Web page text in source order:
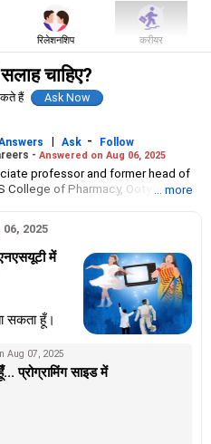
रिलेशनशिप करीयर
चाहिए?
हैं
| Ask -
Follow
- Answered on Aug 06, 2025
professor and former head of
of Pharmacy, Ooty.
officer, he has helped aspiring
crack job interviews.
pharmaceutical sciences from the
And Research, Mysore, and is
... more
06, 2025
में
सकता हूँ।
Aug 07, 2025
प्रोग्रामिंग साइड में